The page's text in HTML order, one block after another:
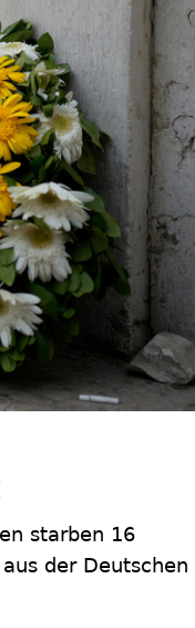
starben 16
der Deutschen